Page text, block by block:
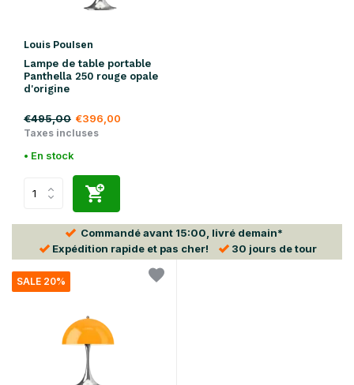
Louis Poulsen
Lampe de table portable
Panthella 250 rouge opale
d'origine
€495,00 €396,00
Taxes incluses
• En stock
Commandé avant 15:00 , livré demain*
Expédition rapide et pas cher! 30 jours de tour
SALE 20%